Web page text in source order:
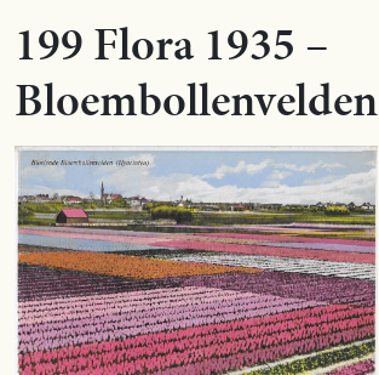
199 Flora 1935 –
Bloembollenvelden